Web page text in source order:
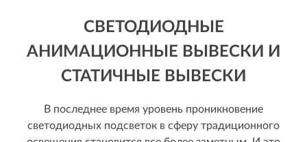
СВЕТОДИОДНЫЕ
АНИМАЦИОННЫЕ ВЫВЕСКИ И
СТАТИЧНЫЕ ВЫВЕСКИ
В последнее время уровень проникновение
светодиодных подсветок в сферу традиционного